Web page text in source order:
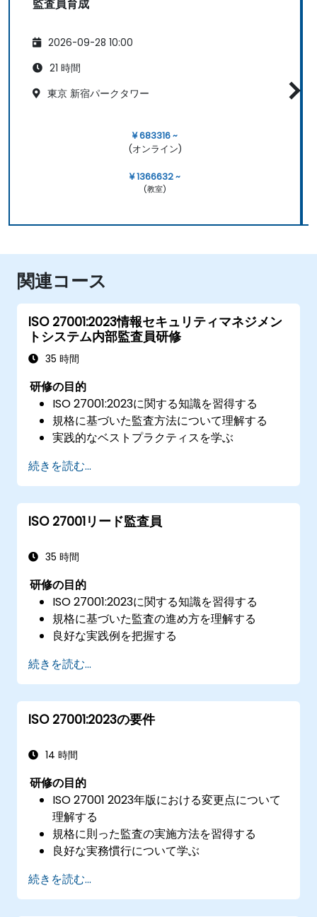
監査員育成
2026-09-28 10:00
21 時間
東京 新宿パークタワー
¥ 683316 ~
(オンライン)
¥ 1366632 ~
(教室)
関連コース
ISO 27001:2023情報セキュリティマネジメン
トシステム内部監査員研修
35 時間
研修の目的
ISO 27001:2023に関する知識を習得する
規格に基づいた監査方法について理解する
実践的なベストプラクティスを学ぶ
続きを読む...
ISO 27001リード監査員
35 時間
研修の目的
ISO 27001:2023に関する知識を習得する
規格に基づいた監査の進め方を理解する
良好な実践例を把握する
続きを読む...
ISO 27001:2023の要件
14 時間
研修の目的
ISO 27001 2023年版における変更点について
理解する
規格に則った監査の実施方法を習得する
良好な実務慣行について学ぶ
続きを読む...